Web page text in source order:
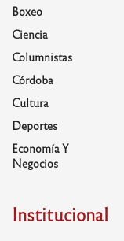
Boxeo
Ciencia
Columnistas
Córdoba
Cultura
Deportes
Economía Y
Negocios
Institucional